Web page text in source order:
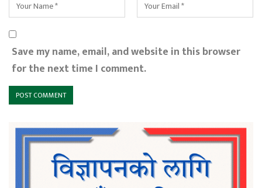
Save my name, email, and website in this browser
for the next time I comment.